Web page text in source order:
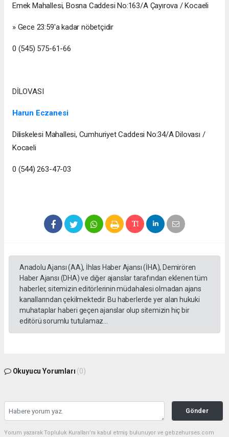
Emek Mahallesi, Bosna Caddesi No:163/A Çayırova / Kocaeli
» Gece 23:59'a kadar nöbetçidir
0 (545) 575-61-66
DİLOVASI
Harun Eczanesi
Diliskelesi Mahallesi, Cumhuriyet Caddesi No:34/A Dilovası /
Kocaeli
0 (544) 263-47-03
Anadolu Ajansı (AA), İhlas Haber Ajansı (İHA), Demirören
Haber Ajansı (DHA) ve diğer ajanslar tarafından eklenen tüm
haberler, sitemizin editörlerinin müdahalesi olmadan ajans
kanallarından çekilmektedir. Bu haberlerde yer alan hukuki
muhataplar haberi geçen ajanslar olup sitemizin hiç bir
editörü sorumlu tutulamaz...
Okuyucu Yorumları (0)
Gönder
Yorum yazarak Topluluk Kuralları’nı kabul etmiş bulunuyor ve gebzehurses.com